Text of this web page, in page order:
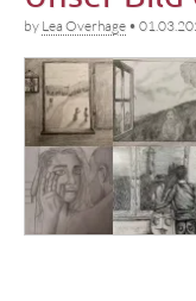
by Lea Overhage •